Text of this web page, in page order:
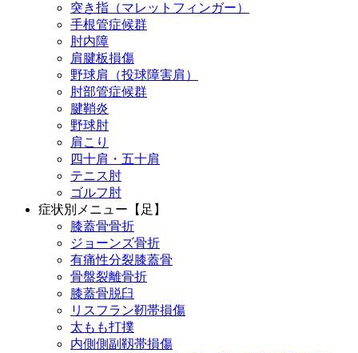
突き指（マレットフィンガー）
手根管症候群
肘内障
肩腱板損傷
野球肩（投球障害肩）
肘部管症候群
腱鞘炎
野球肘
肩こり
四十肩・五十肩
テニス肘
ゴルフ肘
症状別メニュー【足】
膝蓋骨骨折
ジョーンズ骨折
有痛性分裂膝蓋骨
骨盤裂離骨折
膝蓋骨脱臼
リスフラン靭帯損傷
太もも打撲
内側側副靱帯損傷